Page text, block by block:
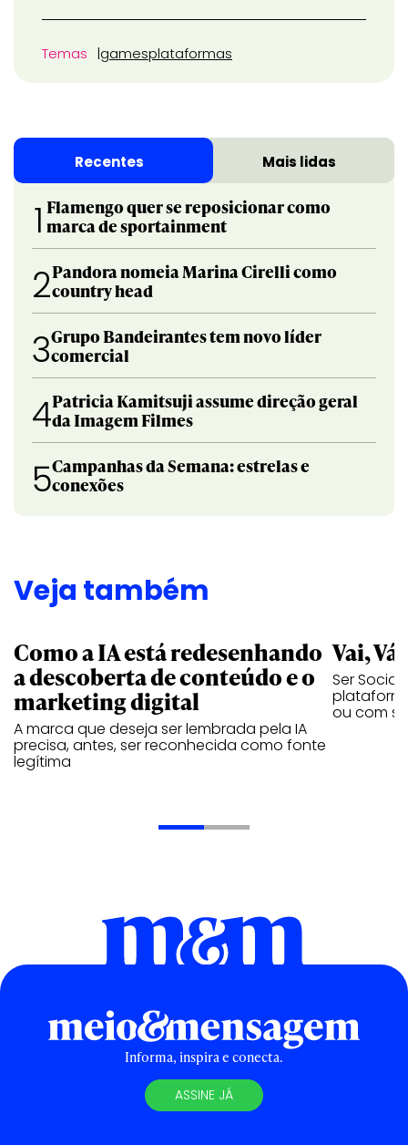
Temas gamesplataformas
Recentes Mais lidas
1 Flamengo quer se reposicionar como
marca de sportainment
2Pandora nomeia Marina Cirelli como
country head
3Grupo Bandeirantes tem novo líder
comercial
4Patricia Kamitsuji assume direção geral
da Imagem Filmes
5Campanhas da Semana: estrelas e
conexões
Veja também
Como a IA está redesenhando
a descoberta de conteúdo e o
marketing digital
A marca que deseja ser lembrada pela IA
precisa, antes, ser reconhecida como fonte
legítima
Vai,
Ser
ou com
Informa, inspira e conecta.
ASSINE JÁ